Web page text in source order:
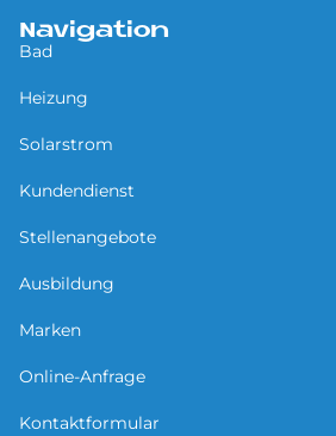
Navigation
Bad
Heizung
Solarstrom
Kundendienst
Stellenangebote
Ausbildung
Marken
Online-Anfrage
Kontaktformular